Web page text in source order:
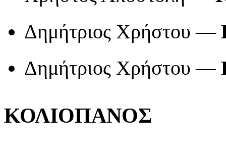
Δημήτριος Χρήστου —
Δημήτριος Χρήστου —
ΚΟΛΙΟΠΑΝΟΣ